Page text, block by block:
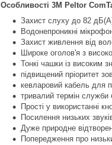
Особливості 3M Peltor
Захист слуху до 82
Водонепроникні
Захист живлення від
Широке оголов'я з
Тонкі чашки із високим
підвищений пріоритет
кевларовий кабель для
тривалий термін служби
Прості у використанні
Посилення низьких
Дуже природне
Попередження про